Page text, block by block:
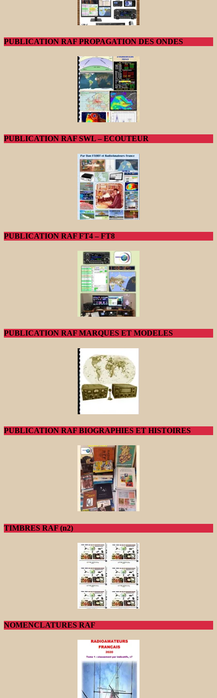
PUBLICATION RAF PROPAGATION DES ONDES
PUBLICATION RAF SWL – ECOUTEUR
PUBLICATION RAF FT4 – FT8
PUBLICATION RAF MARQUES ET MODELES
PUBLICATION RAF BIOGRAPHIES ET HISTOIRES
TIMBRES RAF (n2)
NOMENCLATURES RAF